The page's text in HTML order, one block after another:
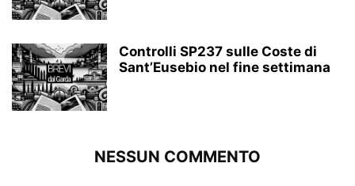
Controlli SP237 sulle Coste di
Sant’Eusebio nel fine settimana
NESSUN COMMENTO